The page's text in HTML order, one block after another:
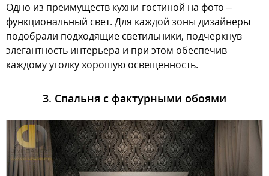
Одно из преимуществ кухни-гостиной на фото –
функциональный свет. Для каждой зоны дизайнеры
подобрали подходящие светильники, подчеркнув
элегантность интерьера и при этом обеспечив
каждому уголку хорошую освещенность.
3. Спальня с фактурными обоями